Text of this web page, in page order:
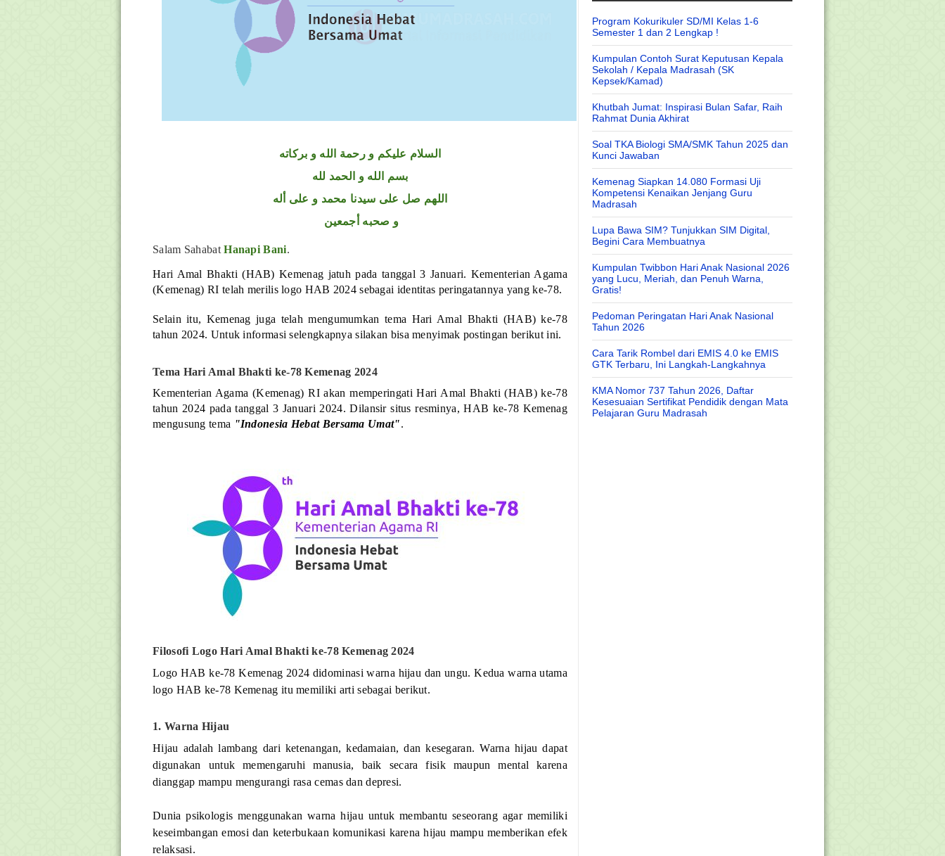
السلام عليكم و رحمة الله و بركاته
بسم الله و الحمد لله
اللهم صل على سيدنا محمد و على أله
و صحبه أجمعين
Salam SahabatHanapi Bani.
Hari Amal Bhakti (HAB) Kemenag jatuh pada tanggal 3 Januari. Kementerian Agama
(Kemenag) RI telah merilis logo HAB 2024 sebagai identitas peringatannya yang ke-78.
Selain itu, Kemenag juga telah mengumumkan tema Hari Amal Bhakti (HAB) ke-78
tahun 2024. Untuk informasi selengkapnya silakan bisa menyimak postingan berikut ini.
Tema Hari Amal Bhakti ke-78 Kemenag 2024
Kementerian Agama (Kemenag) RI akan memperingati Hari Amal Bhakti (HAB) ke-78
tahun 2024 pada tanggal 3 Januari 2024. Dilansir situs resminya, HAB ke-78 Kemenag
mengusung tema "Indonesia Hebat Bersama Umat".
Filosofi Logo Hari Amal Bhakti ke-78 Kemenag 2024
Logo HAB ke-78 Kemenag 2024 didominasi warna hijau dan ungu. Kedua warna utama
logo HAB ke-78 Kemenag itu memiliki arti sebagai berikut.
1. Warna Hijau
Hijau adalah lambang dari ketenangan, kedamaian, dan kesegaran. Warna hijau dapat
digunakan untuk memengaruhi manusia, baik secara fisik maupun mental karena
dianggap mampu mengurangi rasa cemas dan depresi.
Dunia psikologis menggunakan warna hijau untuk membantu seseorang agar memiliki
keseimbangan emosi dan keterbukaan komunikasi karena hijau mampu memberikan efek
relaksasi.
Program Kokurikuler SD/MI Kelas 1-6
Semester 1 dan 2 Lengkap !
Kumpulan Contoh Surat Keputusan Kepala
Sekolah / Kepala Madrasah (SK
Kepsek/Kamad)
Khutbah Jumat: Inspirasi Bulan Safar, Raih
Rahmat Dunia Akhirat
Soal TKA Biologi SMA/SMK Tahun 2025 dan
Kunci Jawaban
Kemenag Siapkan 14.080 Formasi Uji
Kompetensi Kenaikan Jenjang Guru
Madrasah
Lupa Bawa SIM? Tunjukkan SIM Digital,
Begini Cara Membuatnya
Kumpulan Twibbon Hari Anak Nasional 2026
yang Lucu, Meriah, dan Penuh Warna,
Gratis!
Pedoman Peringatan Hari Anak Nasional
Tahun 2026
Cara Tarik Rombel dari EMIS 4.0 ke EMIS
GTK Terbaru, Ini Langkah-Langkahnya
KMA Nomor 737 Tahun 2026, Daftar
Kesesuaian Sertifikat Pendidik dengan Mata
Pelajaran Guru Madrasah